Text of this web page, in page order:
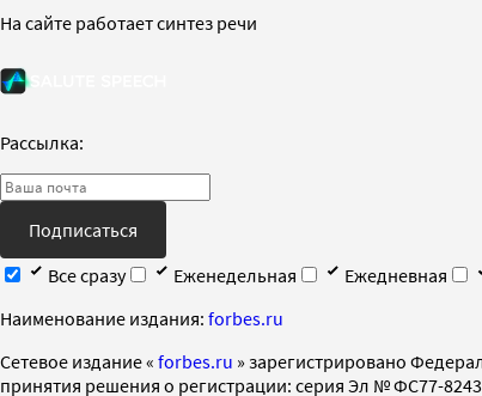
На сайте работает синтез речи
Рассылка:
Подписаться
Все сразу
Еженедельная Ежедневная
Наименование издания: forbes.ru
Cетевое издание « forbes.ru » зарегистрировано
принятия решения о регистрации: серия Эл № ФС77-